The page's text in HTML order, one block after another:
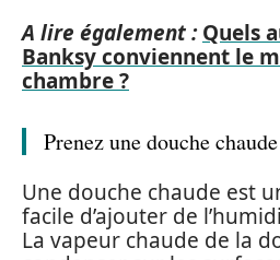
A lire également : Quels
Banksy conviennent le
chambre ?
Prenez une douche chaude
Une douche chaude est
facile d’ajouter de
La vapeur chaude de la